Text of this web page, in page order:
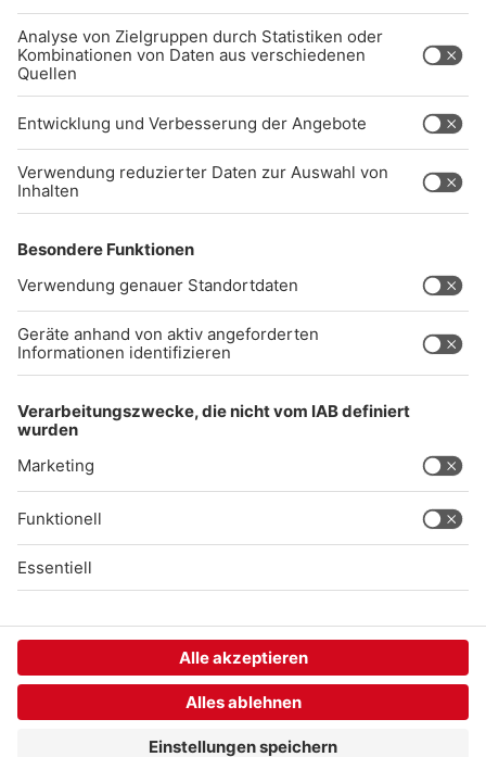
Studio-Hotline
(089) 38 38 38 38
info@radiogong.de
Impressum
Audiothek
Unexpected Application Error!
crypto.randomUUID is not a function
at https://chat-embed.branchly.io/assets/
at https://chat-embed.branchly.io/assets/
at dL (https://chat-embed.branchly.io/assets/
at https://chat-embed.branchly.io/assets/
at https://chat-embed.branchly.io/assets/
at https://chat-embed.branchly.io/assets/
at https://chat-embed.branchly.io/assets/